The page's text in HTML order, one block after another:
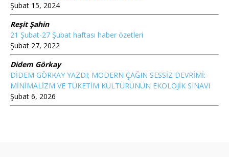
Şubat 15, 2024
Reşit Şahin
21 Şubat-27 Şubat haftası haber özetleri
Şubat 27, 2022
Didem Görkay
DİDEM GÖRKAY YAZDI; MODERN ÇAĞIN SESSİZ DEVRİMİ:
MİNİMALİZM VE TÜKETİM KÜLTÜRÜNÜN EKOLOJİK SINAVI
Şubat 6, 2026